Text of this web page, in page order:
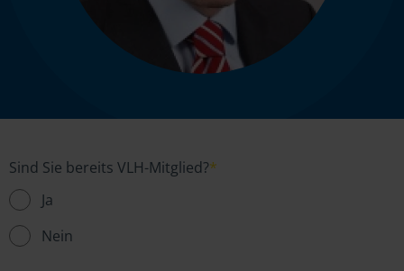
Sind Sie bereits VLH-Mitglied?*
Ja
Nein